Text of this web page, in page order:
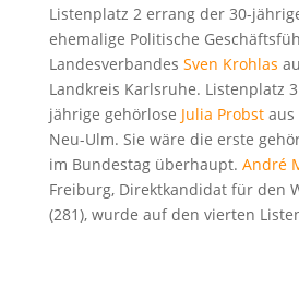
Listenplatz 2 errang der 30-
ehemalige Politische
Landesverbandes Sven Krohlas
Landkreis Karlsruhe. Listenplatz
jährige gehörlose Julia Probstaus
Neu-Ulm. Sie wäre die erste
im Bundestag überhaupt. André
Freiburg, Direktkandidat für den
(281), wurde auf den vierten